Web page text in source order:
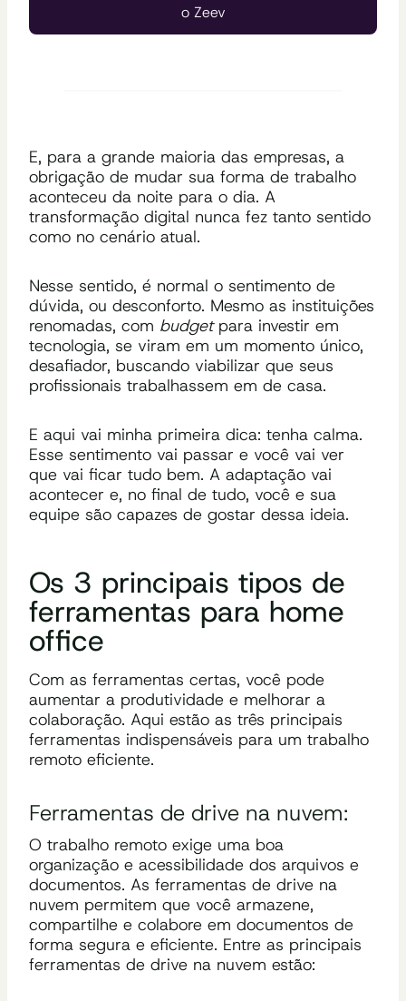
o Zeev
E, para a grande maioria das empresas, a
obrigação de mudar sua forma de trabalho
aconteceu da noite para o dia. A
transformação digital nunca fez tanto sentido
como no cenário atual.
Nesse sentido, é normal o sentimento de
dúvida, ou desconforto. Mesmo as instituições
renomadas, com budgetpara investir em
tecnologia, se viram em um momento único,
desafiador, buscando viabilizar que seus
profissionais trabalhassem em de casa.
E aqui vai minha primeira dica: tenha calma.
Esse sentimento vai passar e você vai ver
que vai ficar tudo bem. A adaptação vai
acontecer e, no final de tudo, você e sua
equipe são capazes de gostar dessa ideia.
Os 3 principais tipos de
ferramentas para home
office
Com as ferramentas certas, você pode
aumentar a produtividade e melhorar a
colaboração. Aqui estão as três principais
ferramentas indispensáveis para um trabalho
remoto eficiente.
Ferramentas de drive na nuvem:
O trabalho remoto exige uma boa
organização e acessibilidade dos arquivos e
documentos. As ferramentas de drive na
nuvem permitem que você armazene,
compartilhe e colabore em documentos de
forma segura e eficiente. Entre as principais
ferramentas de drive na nuvem estão: